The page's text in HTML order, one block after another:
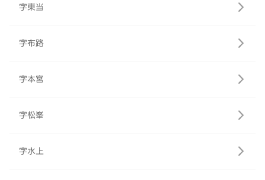
字東当
字布路
字本宮
字松峯
字水上